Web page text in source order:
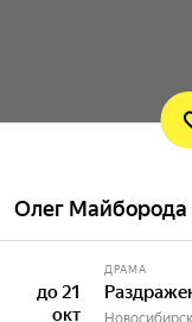
Олег Майборода
до 21
окт
ДРАМА
Новосибирск